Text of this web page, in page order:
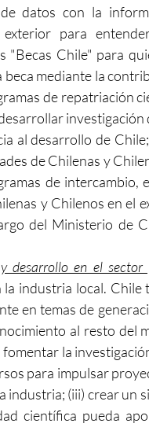
datos con la
para
"Becas Chile" para
mediante la
de repatriación
investigación
al desarrollo de
de Chilenas y
de intercambio,
y Chilenos en el
del Ministerio de
desarrollo en el sector
industria local. Chile
en temas de
al resto del
la
para impulsar
(iii) crear un
científica pueda